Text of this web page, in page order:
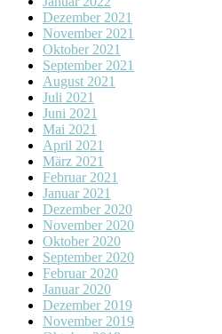
Dezember 2021
November 2021
Oktober 2021
September 2021
August 2021
Juli 2021
Juni 2021
Mai 2021
April 2021
März 2021
Februar 2021
Januar 2021
Dezember 2020
November 2020
Oktober 2020
September 2020
Februar 2020
Januar 2020
Dezember 2019
November 2019